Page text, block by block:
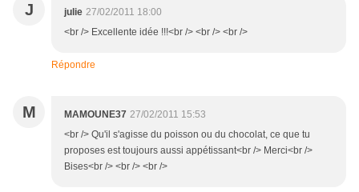
J julie 27/02/2011 18:00
<br /> Excellente idée !!!<br /> <br /> <br />
Répondre
M MAMOUNE37 27/02/2011 15:53
<br /> Qu'il s'agisse du poisson ou du chocolat, ce que tu
proposes est toujours aussi appétissant<br /> Merci<br />
Bises<br /> <br /> <br />